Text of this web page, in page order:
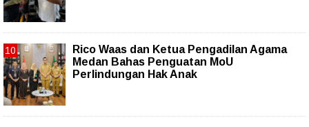
Rico Waas dan Ketua Pengadilan Agama
Medan Bahas Penguatan MoU
Perlindungan Hak Anak